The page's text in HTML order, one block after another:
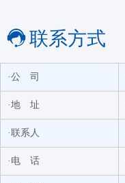
联系方式
·公 司
·地 址
·联系人
·电 话